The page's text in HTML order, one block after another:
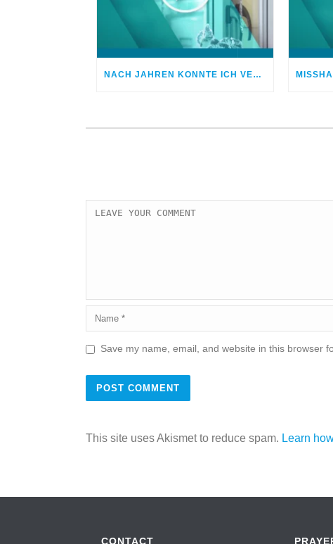
NACH JAHREN KONNTE ICH VERGEBEN
Save my name, email, and website in this browser
This site uses Akismet to reduce spam. Learn
CONTACT